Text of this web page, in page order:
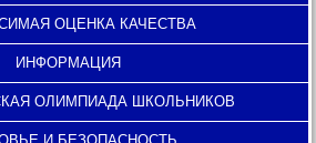
ОЦЕНКА КАЧЕСТВА
ИНФОРМАЦИЯ
ОЛИМПИАДА ШКОЛЬНИКОВ